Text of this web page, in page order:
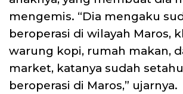
mengemis. “Dia mengaku
beroperasi di wilayah Maros,
warung kopi, rumah makan,
market, katanya sudah
beroperasi di Maros,” ujarnya.